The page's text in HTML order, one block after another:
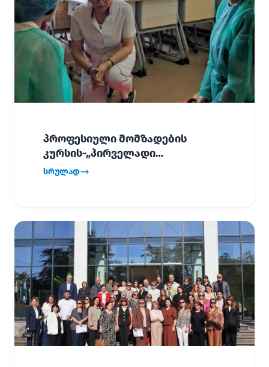
პროფესიული მომზადების
კურსის-„პირველადი
გადაუდებელი დახმარება“,
სრულად